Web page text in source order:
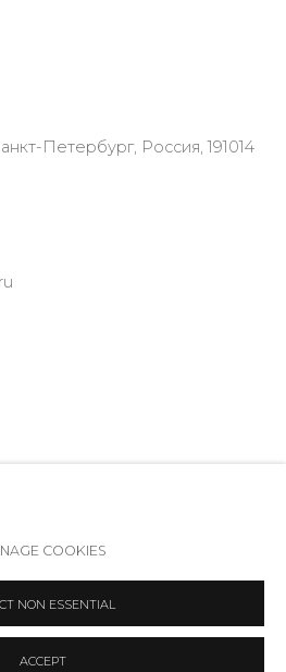
Петербург, Россия, 191014
SITE BY ARTLOGIC
COOKIES
NON ESSENTIAL
ACCEPT